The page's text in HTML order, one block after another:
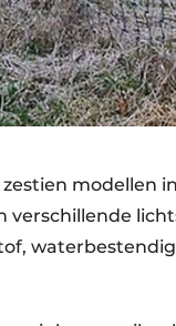
modellen
verschillende